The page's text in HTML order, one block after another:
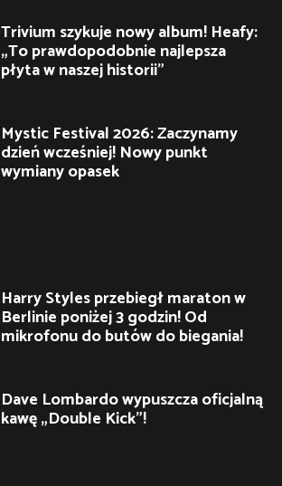
Trivium szykuje nowy album! Heafy:
„To prawdopodobnie najlepsza
płyta w naszej historii”
Mystic Festival 2026: Zaczynamy
dzień wcześniej! Nowy punkt
wymiany opasek
Harry Styles przebiegł maraton w
Berlinie poniżej 3 godzin! Od
mikrofonu do butów do biegania!
Dave Lombardo wypuszcza oficjalną
kawę „Double Kick”!